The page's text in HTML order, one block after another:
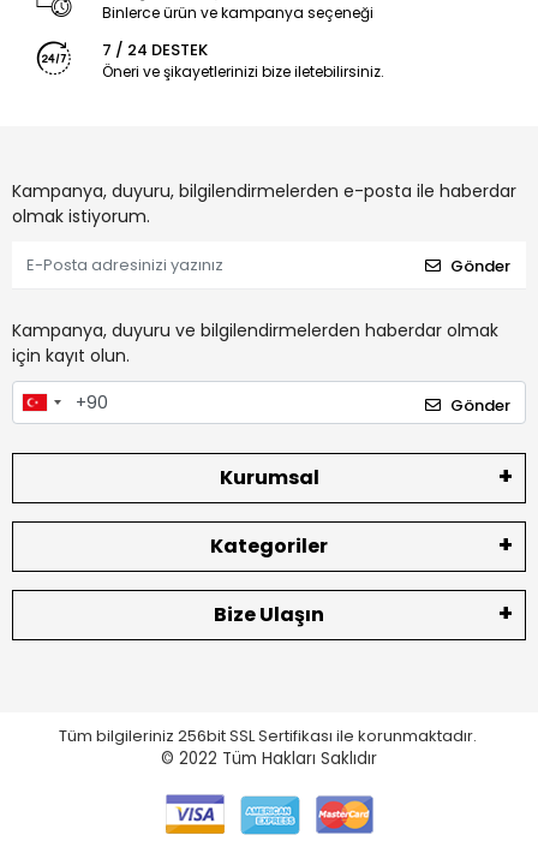
Binlerce ürün ve kampanya seçeneği
7 / 24 DESTEK
Öneri ve şikayetlerinizi bize iletebilirsiniz.
Kampanya, duyuru, bilgilendirmelerden e-posta ile haberdar
olmak istiyorum.
Gönder
Kampanya, duyuru ve bilgilendirmelerden haberdar olmak
için kayıt olun.
Gönder
Kurumsal
Kategoriler
Bize Ulaşın
Tüm bilgileriniz 256bit SSL Sertifikası ile korunmaktadır.
© 2022 Tüm Hakları Saklıdır